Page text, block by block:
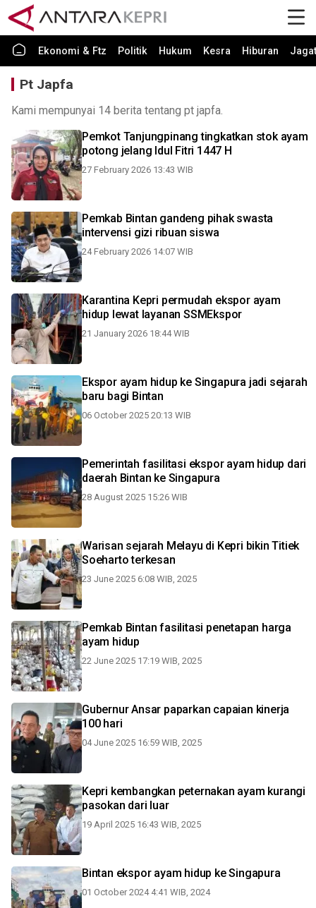
Ekonomi & Ftz Politik Hukum Kesra Hiburan Jagat
Pt Japfa
Kami mempunyai 14 berita tentang pt japfa.
Pemkot Tanjungpinang tingkatkan stok ayam
potong jelang Idul Fitri 1447 H
27 February 2026 13:43 WIB
Pemkab Bintan gandeng pihak swasta
intervensi gizi ribuan siswa
24 February 2026 14:07 WIB
Karantina Kepri permudah ekspor ayam
hidup lewat layanan SSMEkspor
21 January 2026 18:44 WIB
Ekspor ayam hidup ke Singapura jadi sejarah
baru bagi Bintan
06 October 2025 20:13 WIB
Pemerintah fasilitasi ekspor ayam hidup dari
daerah Bintan ke Singapura
28 August 2025 15:26 WIB
Warisan sejarah Melayu di Kepri bikin Titiek
Soeharto terkesan
23 June 2025 6:08 WIB, 2025
Pemkab Bintan fasilitasi penetapan harga
ayam hidup
22 June 2025 17:19 WIB, 2025
Gubernur Ansar paparkan capaian kinerja
100 hari
04 June 2025 16:59 WIB, 2025
Kepri kembangkan peternakan ayam kurangi
pasokan dari luar
19 April 2025 16:43 WIB, 2025
Bintan ekspor ayam hidup ke Singapura
01 October 2024 4:41 WIB, 2024